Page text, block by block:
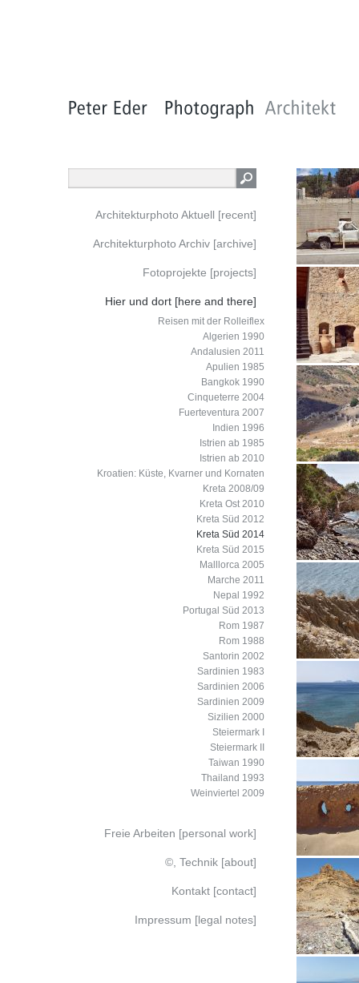
Architekturphoto Aktuell [recent]
Architekturphoto Archiv [archive]
Fotoprojekte [projects]
Hier und dort [here and there]
Reisen mit der Rolleiflex
Algerien 1990
Andalusien 2011
Apulien 1985
Bangkok 1990
Cinqueterre 2004
Fuerteventura 2007
Indien 1996
Istrien ab 1985
Istrien ab 2010
Kroatien: Küste, Kvarner und Kornaten
Kreta 2008/09
Kreta Ost 2010
Kreta Süd 2012
Kreta Süd 2014
Kreta Süd 2015
Malllorca 2005
Marche 2011
Nepal 1992
Portugal Süd 2013
Rom 1987
Rom 1988
Santorin 2002
Sardinien 1983
Sardinien 2006
Sardinien 2009
Sizilien 2000
Steiermark I
Steiermark II
Taiwan 1990
Thailand 1993
Weinviertel 2009
Freie Arbeiten [personal work]
©, Technik [about]
Kontakt [contact]
Impressum [legal notes]